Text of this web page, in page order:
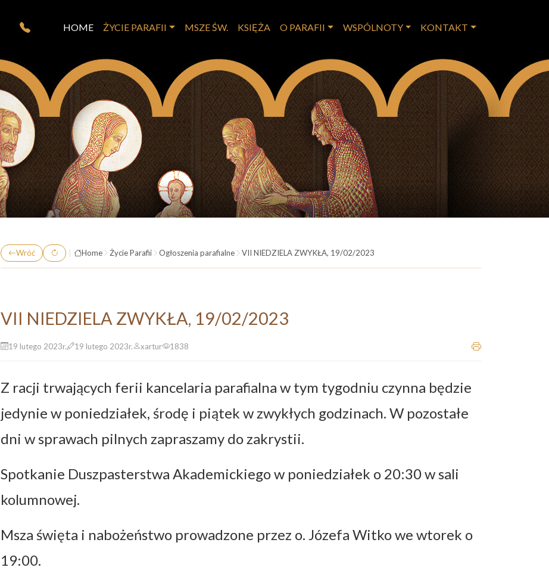
HOME ŻYCIE PARAFII MSZE ŚW. KSIĘŻA O PARAFII WSPÓLNOTY KONTAKT
Wróć Home Życie Parafii Ogłoszenia parafialne VII NIEDZIELA ZWYKŁA, 19/02/2023
VII NIEDZIELA ZWYKŁA, 19/02/2023
19 lutego 2023r. 19 lutego 2023r. xartur 1838
Z racji trwających ferii kancelaria parafialna w tym tygodniu czynna będzie
jedynie w poniedziałek, środę i piątek w zwykłych godzinach. W pozostałe
dni w sprawach pilnych zapraszamy do zakrystii.
Spotkanie Duszpasterstwa Akademickiego w poniedziałek o 20:30 w sali
kolumnowej.
Msza święta i nabożeństwo prowadzone przez o. Józefa Witko we wtorek o
19:00.